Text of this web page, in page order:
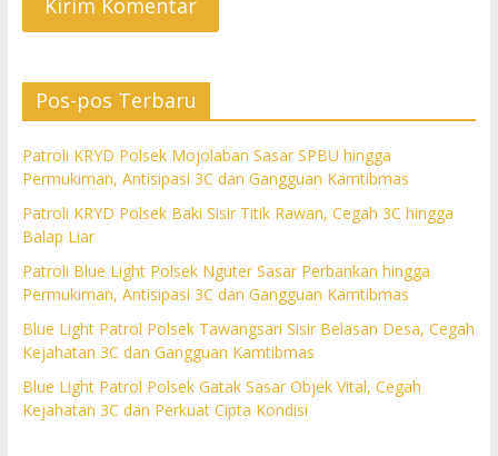
Pos-pos Terbaru
Patroli KRYD Polsek Mojolaban Sasar SPBU hingga
Permukiman, Antisipasi 3C dan Gangguan Kamtibmas
Patroli KRYD Polsek Baki Sisir Titik Rawan, Cegah 3C hingga
Balap Liar
Patroli Blue Light Polsek Nguter Sasar Perbankan hingga
Permukiman, Antisipasi 3C dan Gangguan Kamtibmas
Blue Light Patrol Polsek Tawangsari Sisir Belasan Desa, Cegah
Kejahatan 3C dan Gangguan Kamtibmas
Blue Light Patrol Polsek Gatak Sasar Objek Vital, Cegah
Kejahatan 3C dan Perkuat Cipta Kondisi